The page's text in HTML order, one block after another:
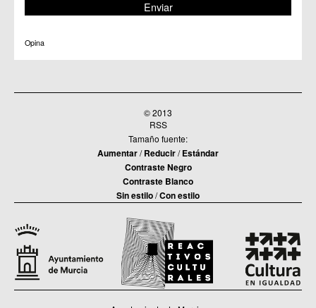
Opina
© 2013
RSS
Tamaño fuente:
Aumentar/Reducir/Estándar
Contraste Negro
Contraste Blanco
Sin estilo/Con estilo